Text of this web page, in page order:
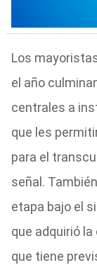
Los
el año
centrales a
que les
para el
señal.
etapa bajo el
que adquirió
que tiene